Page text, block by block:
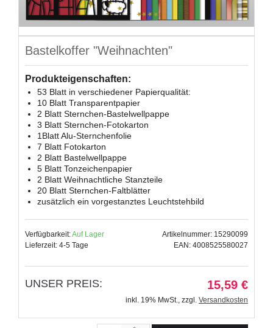
Bastelkoffer "Weihnachten"
Produkteigenschaften:
53 Blatt in verschiedener Papierqualität:
10 Blatt Transparentpapier
2 Blatt Sternchen-Bastelwellpappe
3 Blatt Sternchen-Fotokarton
1Blatt Alu-Sternchenfolie
7 Blatt Fotokarton
2 Blatt Bastelwellpappe
5 Blatt Tonzeichenpapier
2 Blatt Weihnachtliche Stanzteile
20 Blatt Sternchen-Faltblätter
zusätzlich ein vorgestanztes Leuchtstehbild
Verfügbarkeit:Auf Lager
Lieferzeit: 4-5 Tage
Artikelnummer: 15290099
EAN: 4008525580027
UNSER PREIS: 15,59 €
inkl. 19% MwSt., zzgl. Versandkosten